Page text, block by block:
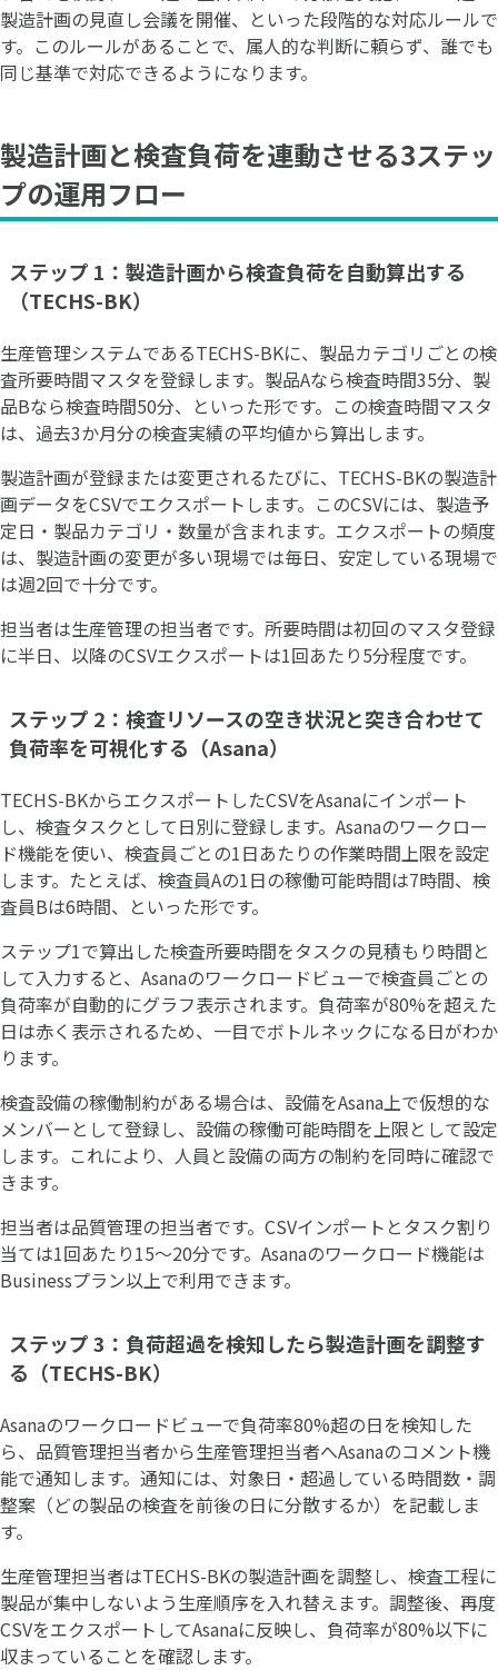
製造計画の見直し会議を開催、といった段階的な対応ルールで
す。このルールがあることで、属人的な判断に頼らず、誰でも
同じ基準で対応できるようになります。
製造計画と検査負荷を連動させる3ステッ
プの運用フロー
ステップ 1：製造計画から検査負荷を自動算出する
（TECHS-BK）
生産管理システムであるTECHS-BKに、製品カテゴリごとの検
査所要時間マスタを登録します。製品Aなら検査時間35分、製
品Bなら検査時間50分、といった形です。この検査時間マスタ
は、過去3か月分の検査実績の平均値から算出します。
製造計画が登録または変更されるたびに、TECHS-BKの製造計
画データをCSVでエクスポートします。このCSVには、製造予
定日・製品カテゴリ・数量が含まれます。エクスポートの頻度
は、製造計画の変更が多い現場では毎日、安定している現場で
は週2回で十分です。
担当者は生産管理の担当者です。所要時間は初回のマスタ登録
に半日、以降のCSVエクスポートは1回あたり5分程度です。
ステップ 2：検査リソースの空き状況と突き合わせて
負荷率を可視化する（Asana）
TECHS-BKからエクスポートしたCSVをAsanaにインポート
し、検査タスクとして日別に登録します。Asanaのワークロー
ド機能を使い、検査員ごとの1日あたりの作業時間上限を設定
します。たとえば、検査員Aの1日の稼働可能時間は7時間、検
査員Bは6時間、といった形です。
ステップ1で算出した検査所要時間をタスクの見積もり時間と
して入力すると、Asanaのワークロードビューで検査員ごとの
負荷率が自動的にグラフ表示されます。負荷率が80%を超えた
日は赤く表示されるため、一目でボトルネックになる日がわか
ります。
検査設備の稼働制約がある場合は、設備をAsana上で仮想的な
メンバーとして登録し、設備の稼働可能時間を上限として設定
します。これにより、人員と設備の両方の制約を同時に確認で
きます。
担当者は品質管理の担当者です。CSVインポートとタスク割り
当ては1回あたり15〜20分です。Asanaのワークロード機能は
Businessプラン以上で利用できます。
ステップ 3：負荷超過を検知したら製造計画を調整す
る（TECHS-BK）
Asanaのワークロードビューで負荷率80%超の日を検知した
ら、品質管理担当者から生産管理担当者へAsanaのコメント機
能で通知します。通知には、対象日・超過している時間数・調
整案（どの製品の検査を前後の日に分散するか）を記載しま
す。
生産管理担当者はTECHS-BKの製造計画を調整し、検査工程に
製品が集中しないよう生産順序を入れ替えます。調整後、再度
CSVをエクスポートしてAsanaに反映し、負荷率が80%以下に
収まっていることを確認します。